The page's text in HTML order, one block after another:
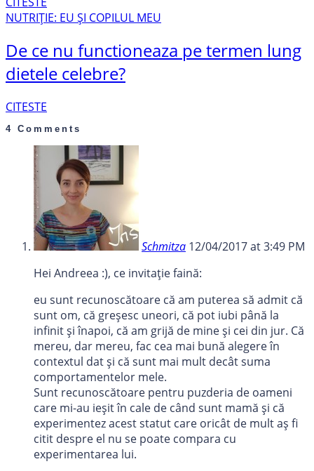
NUTRIȚIE: EU ȘI COPILUL MEU
De ce nu functioneaza pe termen lung
dietele celebre?
CITESTE
4 Comments
Schmitza 12/04/2017 at 3:49 PM
Hei Andreea :), ce invitație faină:
eu sunt recunoscătoare că am puterea să admit că
sunt om, că greșesc uneori, că pot iubi până la
infinit și înapoi, că am grijă de mine și cei din jur. Că
mereu, dar mereu, fac cea mai bună alegere în
contextul dat și că sunt mai mult decât suma
comportamentelor mele.
Sunt recunoscătoare pentru puzderia de oameni
care mi-au ieșit în cale de când sunt mamă și că
experimentez acest statut care oricât de mult aș fi
citit despre el nu se poate compara cu
experimentarea lui.